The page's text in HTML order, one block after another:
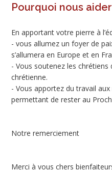
Pourquoi nous
En apportant votre pierre à
- vous allumez un foyer de
s’allumera en Europe et en
- Vous soutenez les chrétiens
chrétienne.
- Vous apportez du travail
permettant de rester au
Notre remerciement
Merci à vous chers